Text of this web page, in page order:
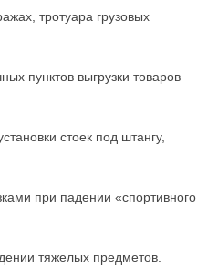
тротуара грузовых
пунктов выгрузки товаров
стоек под штангу,
при падении «спортивного
тяжелых предметов.